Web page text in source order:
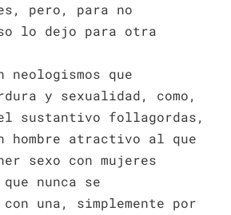
pero, para no
lo dejo para otra
neologismos que
y sexualidad, como,
sustantivo follagordas,
hombre atractivo al que
sexo con mujeres
nunca se
con una, simplemente por